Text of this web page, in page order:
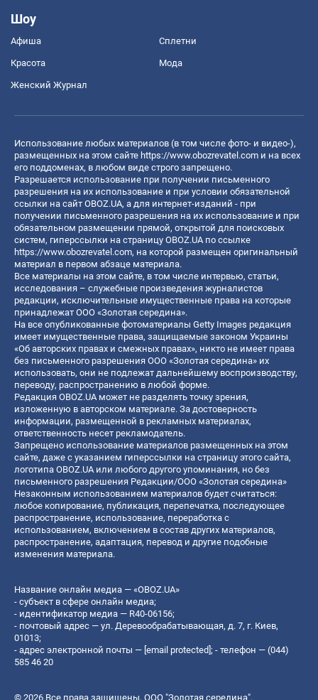
Шоу
Афиша Сплетни
Красота Мода
Женский Журнал
Использование любых материалов (в том числе фото- и видео-),
размещенных на этом сайте https://www.obozrevatel.com и на всех
его поддоменах, в любом виде строго запрещено.
Разрешается использование при получении письменного
разрешения на их использование и при условии обязательной
ссылки на сайт OBOZ.UA, а для интернет-изданий - при
получении письменного разрешения на их использование и при
обязательном размещении прямой, открытой для поисковых
систем, гиперссылки на страницу OBOZ.UA по ссылке
https://www.obozrevatel.com, на которой размещен оригинальный
материал в первом абзаце материала.
Все материалы на этом сайте, в том числе интервью, статьи,
исследования – служебные произведения журналистов
редакции, исключительные имущественные права на которые
принадлежат ООО «Золотая середина».
На все опубликованные фотоматериалы Getty Images редакция
имеет имущественные права, защищаемые законом Украины
«Об авторских правах и смежных правах», никто не имеет права
без письменного разрешения ООО «Золотая середина» их
использовать, они не подлежат дальнейшему воспроизводству,
переводу, распространению в любой форме.
Редакция OBOZ.UA может не разделять точку зрения,
изложенную в авторском материале. За достоверность
информации, размещенной в рекламных материалах,
ответственность несет рекламодатель.
Запрещено использование материалов размещенных на этом
сайте, даже с указанием гиперссылки на страницу этого сайта,
логотипа OBOZ.UA или любого другого упоминания, но без
письменного разрешения Редакции/ООО «Золотая середина»
Незаконным использованием материалов будет считаться:
любое копирование, публикация, перепечатка, последующее
распространение, использование, переработка с
использованием, включением в состав других материалов,
распространение, адаптация, перевод и другие подобные
изменения материала.
Название онлайн медиа — «OBOZ.UA»
- субъект в сфере онлайн медиа;
- идентификатор медиа — R40-06156;
- почтовый адрес — ул. Деревообрабатывающая, д. 7, г. Киев,
01013;
- адрес электронной почты — [email protected]; - телефон — (044)
585 46 20
© 2026 Все права защищены, ООО "Золотая середина".